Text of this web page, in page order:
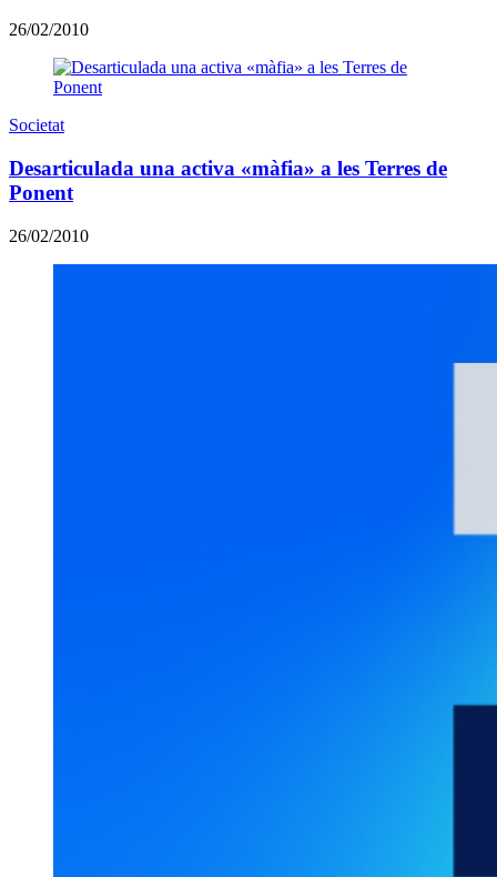
26/02/2010
Societat
Desarticulada una activa «màfia» a les Terres de
Ponent
26/02/2010